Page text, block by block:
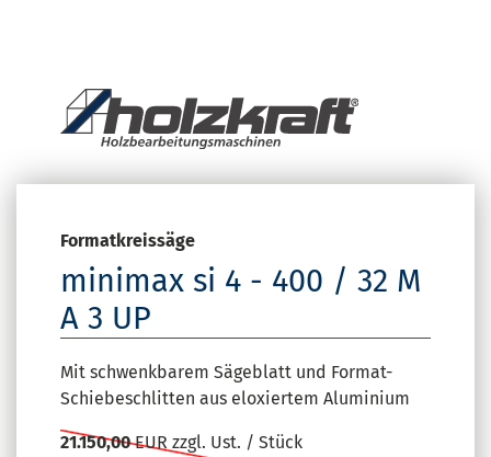
Formatkreissäge
minimax si 4 - 400 / 32 M
A 3 UP
Mit schwenkbarem Sägeblatt und Format-
Schiebeschlitten aus eloxiertem Aluminium
21.150,00EUR zzgl. Ust. / Stück